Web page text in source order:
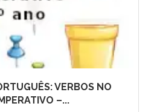
VERBOS NO
–...